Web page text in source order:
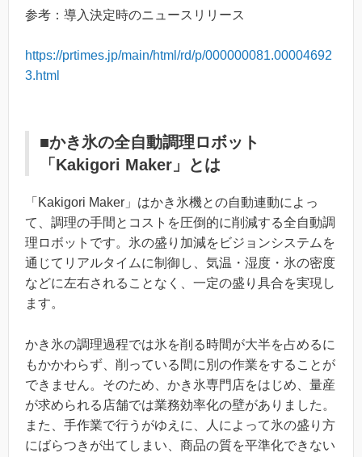
参考：導入決定時のニュースリリース
https://prtimes.jp/main/html/rd/p/000000081.00004692
3.html
■かき氷の全自動調理ロボット
「Kakigori Maker」とは
「Kakigori Maker」はかき氷機との自動連動によっ
て、調理の手間とコストを圧倒的に削減する全自動調
理ロボットです。氷の盛り加減をビジョンシステムを
通じてリアルタイムに制御し、気温・湿度・氷の密度
などに左右されることなく、一定の盛り具合を実現し
ます。
かき氷の調理過程では氷を削る時間が大半を占めるに
もかかわらず、削っている間に別の作業をすることが
できません。そのため、かき氷専門店をはじめ、量産
が求められる店舗では業務効率化の壁がありました。
また、手作業で行うがゆえに、人によって氷の盛り方
にばらつきが出てしまい、商品の質を平準化できない